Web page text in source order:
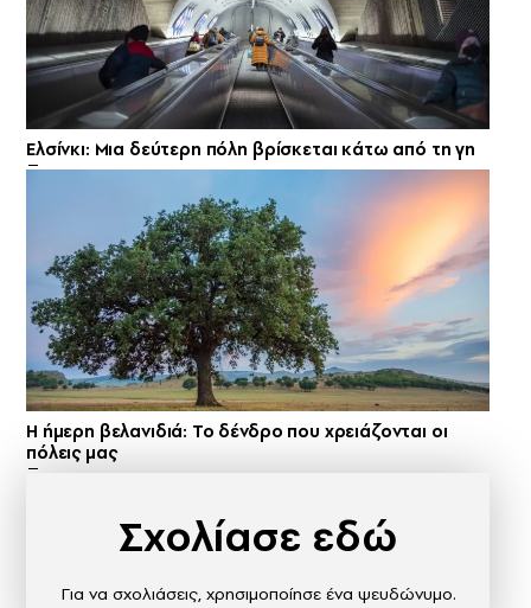
Ελσίνκι: Mια δεύτερη πόλη βρίσκεται κάτω από τη γη
Η ήμερη βελανιδιά: Το δένδρο που χρειάζονται οι
πόλεις μας
Σχολίασε εδώ
Για να σχολιάσεις, χρησιμοποίησε ένα ψευδώνυμο.